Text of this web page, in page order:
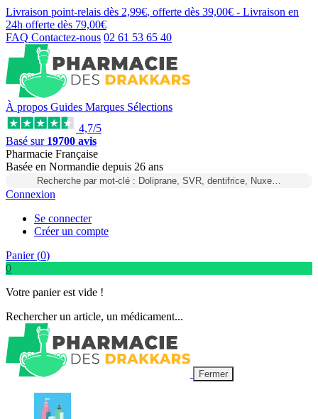
Livraison point-relais dès 2,99€, offerte dès 39,00€ - Livraison en
24h offerte dès 79,00€
FAQ Contactez-nous 02 61 53 65 40
À propos Guides Marques Sélections
4,7/5
Basé sur 19700 avis
Pharmacie Française
Basée en Normandie depuis 26 ans
Recherche par mot-clé : Doliprane, SVR, dentifrice, Nuxe…
Connexion
Se connecter
Créer un compte
Panier (0)
0
Votre panier est vide !
Rechercher un article, un médicament...
Fermer